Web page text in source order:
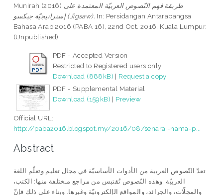
Munirah (2016) طريقة فهم النّصوص العربيّة المعتمدة على
إستراتيجيّة جيكسو (Jigsaw). In: Persidangan Antarabangsa
Bahasa Arab 2016 (PABA 16), 22nd Oct. 2016, Kuala Lumpur.
(Unpublished)
PDF - Accepted Version
Restricted to Registered users only
Download (888kB) | Request a copy
PDF - Supplemental Material
Download (159kB) | Preview
Official URL:
http://paba2016.blogspot.my/2016/08/senarai-nama-p...
Abstract
تعدّ النّصوص العربية من الأدوات الأساسيّة في مجال تعليم وتعلّم اللغة
العربيّة. وهذه النّصوص تُقتبس من مراجع مـختلفة منها: الكتب،
والمجلّات، والجرائد، والمواقع الإلكترونيّة وغيرها. وبناء على ذلك فإنّ